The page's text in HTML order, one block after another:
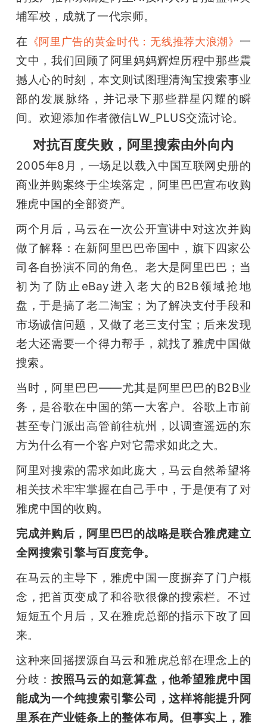
埔军校，成就了一代宗师。
在 《阿里广告的黄金时代：无线推荐大浪潮》 一
文中，我们回顾了阿里妈妈辉煌历程中那些震
撼人心的时刻，本文则试图理清淘宝搜索事业
部的发展脉络，并记录下那些群星闪耀的瞬
间。欢迎添加作者微信LW_PLUS交流讨论。
对抗百度失败，阿里搜索由外向内
2005年8月，一场足以载入中国互联网史册的
商业并购案终于尘埃落定，阿里巴巴宣布收购
雅虎中国的全部资产。
两个月后，马云在一次公开宣讲中对这次并购
做了解释：在新阿里巴巴帝国中，旗下四家公
司各自扮演不同的角色。老大是阿里巴巴；当
初为了防止eBay进入老大的B2B领域抢地
盘，于是搞了老二淘宝；为了解决支付手段和
市场诚信问题，又做了老三支付宝；后来发现
老大还需要一个得力帮手，就找了雅虎中国做
搜索。
当时，阿里巴巴——尤其是阿里巴巴的B2B业
务，是谷歌在中国的第一大客户。谷歌上市前
甚至专门派出高管前往杭州，以调查遥远的东
方为什么有一个客户对它需求如此之大。
阿里对搜索的需求如此庞大，马云自然希望将
相关技术牢牢掌握在自己手中，于是便有了对
雅虎中国的收购。
完成并购后，阿里巴巴的战略是联合雅虎建立
全网搜索引擎与百度竞争。
在马云的主导下，雅虎中国一度摒弃了门户概
念，把首页变成了和谷歌很像的搜索栏。不过
短短五个月后，又在雅虎总部的指示下改了回
来。
这种来回摇摆源自马云和雅虎总部在理念上的
分歧：按照马云的如意算盘，他希望雅虎中国
能成为一个纯搜索引擎公司，这样将能提升阿
里系在产业链条上的整体布局。但事实上，雅